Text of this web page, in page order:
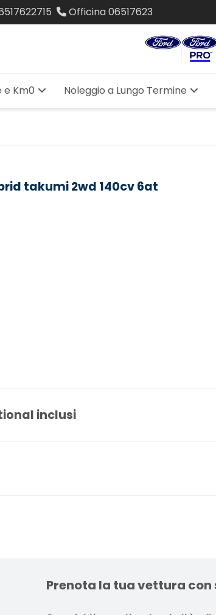
Officina06517623
e Km0 Noleggio a Lungo Termine
takumi 2wd 140cv 6at
inclusi
Prenota la tua vettura con